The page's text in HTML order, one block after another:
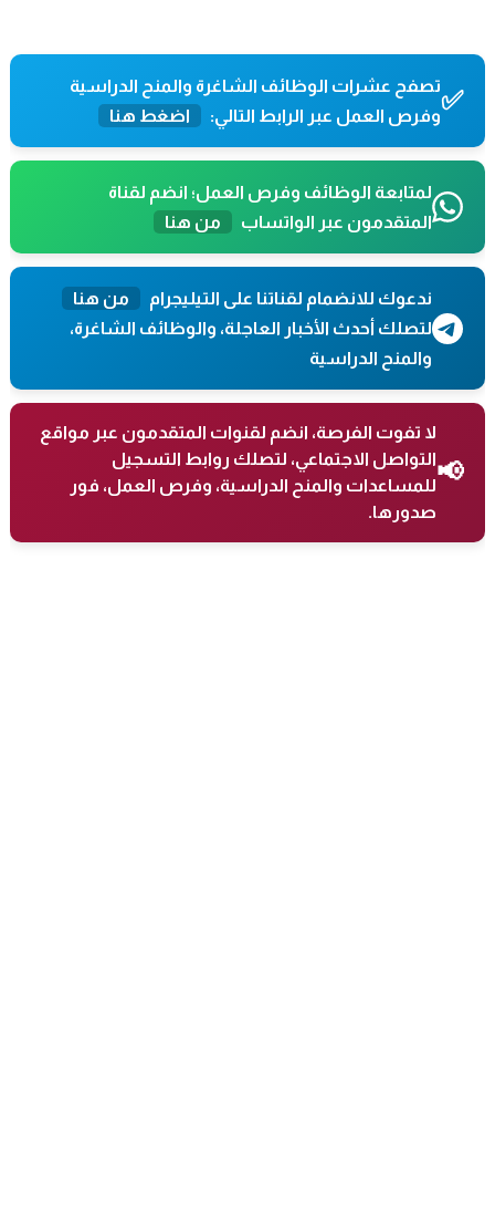
✅تصفح عشرات الوظائف الشاغرة والمنح الدراسية
وفرص العمل عبر الرابط التالي:
اضغط هنا
لمتابعة الوظائف وفرص العمل؛ انضم لقناة
المتقدمون عبر الواتساب
من هنا
ندعوك للانضمام لقناتنا على التيليجرام
من هنا
لتصلك أحدث الأخبار العاجلة، والوظائف الشاغرة،
والمنح الدراسية
📢
لا تفوت الفرصة، انضم لقنوات المتقدمون عبر مواقع
التواصل الاجتماعي، لتصلك روابط التسجيل
للمساعدات والمنح الدراسية، وفرص العمل، فور
صدورها.